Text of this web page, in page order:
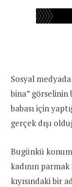
Sosyal
bina”
babası için
gerçek dışı
Bugünkü
kadının
kıyısındaki bir